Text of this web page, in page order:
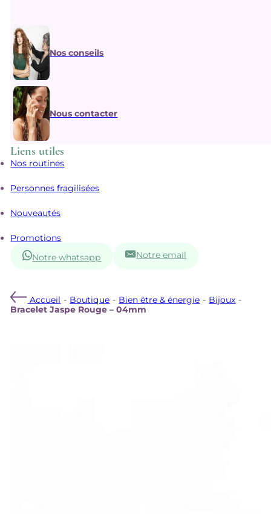
Nos conseils
Nous contacter
Liens utiles
Nos routines
Personnes fragilisées
Nouveautés
Promotions
Notre whatsapp
Notre email
Accueil - Boutique - Bien être & énergie - Bijoux -
Bracelet Jaspe Rouge – 04mm